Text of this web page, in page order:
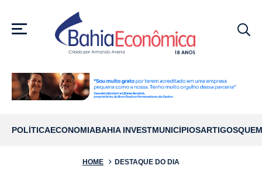
MENU
POLÍTICAECONOMIABAHIA INVESTMUNICÍPIOSARTIGOS
HOME DESTAQUE DO DIA